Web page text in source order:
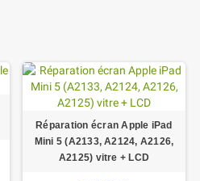
Réparation écran Apple iPad
Mini 5 (A2133, A2124, A2126,
A2125) vitre + LCD